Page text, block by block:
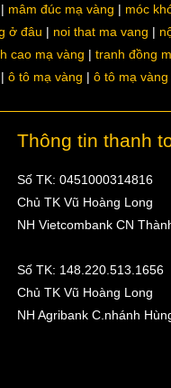
mâm đúc mạ vàng móc
ở đâu noi that ma vang
cao mạ vàng tranh đồng
ô tô mạ vàng ô tô mạ vàng
Thông tin thanh
Số TK: 0451000314816
Chủ TK Vũ Hoàng Long
NH Vietcombank CN
Số TK: 148.220.513.1656
Chủ TK Vũ Hoàng Long
NH Agribank C.nhánh